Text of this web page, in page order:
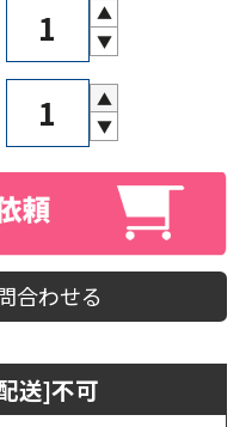
▲
▼
▲
▼
合わせる
送]不可